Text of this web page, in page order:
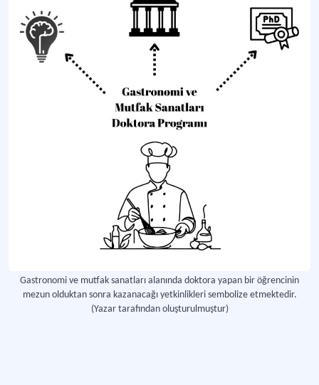
Gastronomi ve mutfak sanatları alanında doktora yapan bir öğrencinin
mezun olduktan sonra kazanacağı yetkinlikleri sembolize etmektedir.
(Yazar tarafından oluşturulmuştur)